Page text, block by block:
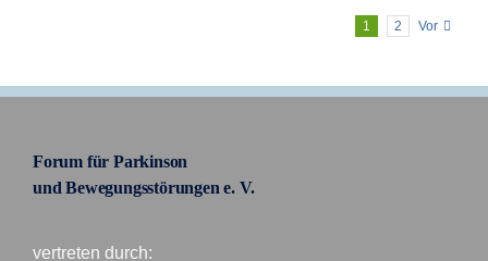
1 2 Vor
Forum für Parkinson
und Bewegungsstörungen e. V.
vertreten durch: